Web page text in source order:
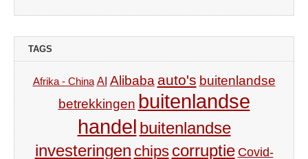
TAGS
Afrika - China AI Alibaba auto's buitenlandse
betrekkingen buitenlandse
handel buitenlandse
investeringen chips corruptie Covid-